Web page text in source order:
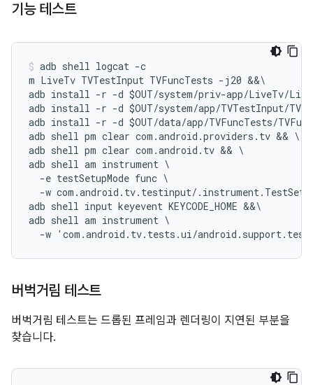
기능 테스트
adb shell logcat -c
m LiveTv TVTestInput TVFuncTests -j20 &&\
adb install -r -d $OUT/system/priv-app/LiveTv/
adb install -r -d $OUT/system/app/TVTestInput/
adb install -r -d $OUT/data/app/TVFuncTests/
adb shell pm clear com.android.providers.tv && \
adb shell pm clear com.android.tv && \
adb shell am instrument \
  -e testSetupMode func \
-w com.android.tv.testinput/
adb shell input keyevent KEYCODE_HOME &&\
adb shell am instrument \
버벅거림 테스트
버벅거림 테스트는 드롭된 프레임과 렌더링이 지연된 부분을
찾습니다.